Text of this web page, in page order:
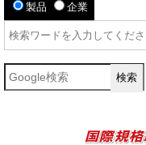
製品 企業